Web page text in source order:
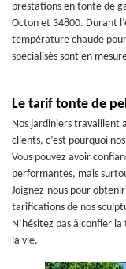
prestations en tonte de
Octon et 34800. Durant
température chaude
spécialisés sont en
Le tarif tonte de
Nos jardiniers travaillent
clients, c’est pourquoi
Vous pouvez avoir
performantes, mais
Joignez-nous pour
tarifications de nos
N’hésitez pas à confier
la vie.